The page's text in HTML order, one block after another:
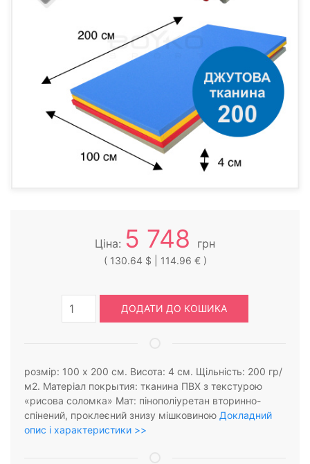
Ціна: 5 748 грн
( 130.64 $ | 114.96 € )
ДОДАТИ ДО КОШИКА
розмір: 100 х 200 см. Висота: 4 см. Щільність: 200 гр/
м2. Матеріал покрытия: тканина ПВХ з текстурою
«рисова соломка» Мат: пінополіуретан вторинно-
спінений, проклеєний знизу мішковиною Докладний
опис і характеристики >>